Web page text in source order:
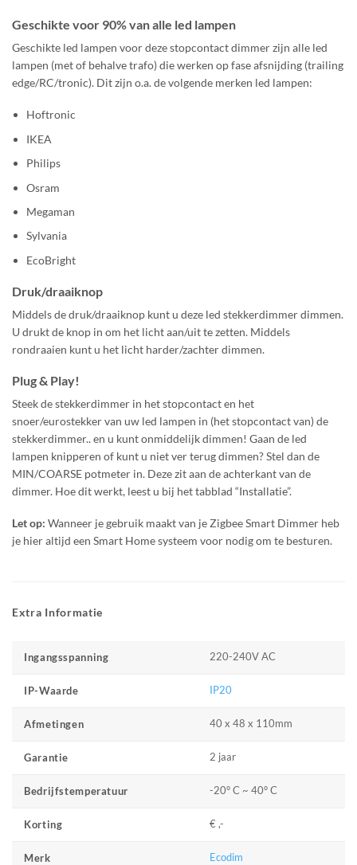
Geschikte voor 90% van alle led lampen
Geschikte led lampen voor deze stopcontact dimmer zijn alle led
lampen (met of behalve trafo) die werken op fase afsnijding (trailing
edge/RC/tronic). Dit zijn o.a. de volgende merken led lampen:
Hoftronic
IKEA
Philips
Osram
Megaman
Sylvania
EcoBright
Druk/draaiknop
Middels de druk/draaiknop kunt u deze led stekkerdimmer dimmen.
U drukt de knop in om het licht aan/uit te zetten. Middels
rondraaien kunt u het licht harder/zachter dimmen.
Plug & Play!
Steek de stekkerdimmer in het stopcontact en het
snoer/eurostekker van uw led lampen in (het stopcontact van) de
stekkerdimmer.. en u kunt onmiddelijk dimmen! Gaan de led
lampen knipperen of kunt u niet ver terug dimmen? Stel dan de
MIN/COARSE potmeter in. Deze zit aan de achterkant van de
dimmer. Hoe dit werkt, leest u bij het tabblad “Installatie”.
Let op: Wanneer je gebruik maakt van je Zigbee Smart Dimmer heb
je hier altijd een Smart Home systeem voor nodig om te besturen.
Extra Informatie
Ingangsspanning 220-240V AC
IP-Waarde IP20
Afmetingen 40 x 48 x 110mm
Garantie 2 jaar
Bedrijfstemperatuur -20° C ~ 40° C
Korting € ,-
Merk Ecodim